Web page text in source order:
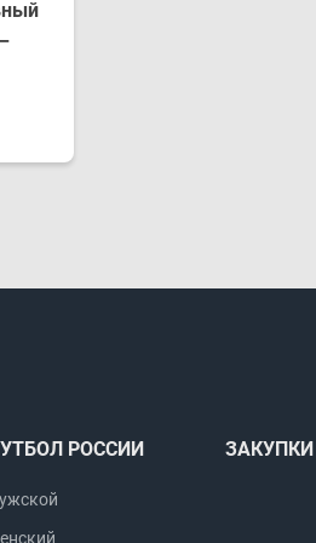
РОССИИ ЗАКУПКИ